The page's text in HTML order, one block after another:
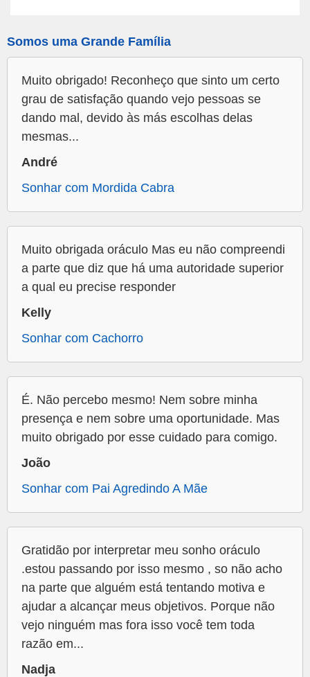
Somos uma Grande Família
Muito obrigado! Reconheço que sinto um certo
grau de satisfação quando vejo pessoas se
dando mal, devido às más escolhas delas
mesmas...
André
Sonhar com Mordida Cabra
Muito obrigada oráculo Mas eu não compreendi
a parte que diz que há uma autoridade superior
a qual eu precise responder
Kelly
Sonhar com Cachorro
É. Não percebo mesmo! Nem sobre minha
presença e nem sobre uma oportunidade. Mas
muito obrigado por esse cuidado para comigo.
João
Sonhar com Pai Agredindo A Mãe
Gratidão por interpretar meu sonho oráculo
.estou passando por isso mesmo , so não acho
na parte que alguém está tentando motiva e
ajudar a alcançar meus objetivos. Porque não
vejo ninguém mas fora isso você tem toda
razão em...
Nadja